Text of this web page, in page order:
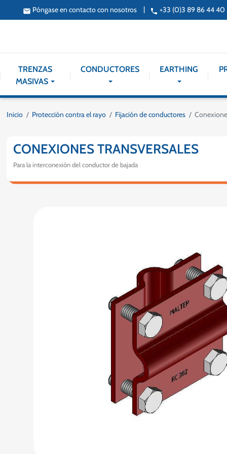
email Póngase en contacto con nosotros | phone +33 (0)3 89 86 44 40
TRENZAS
MASIVAS
CONDUCTORES EARTHING
Inicio Protección contra el rayo Fijación de conductores
CONEXIONES TRANSVERSALES
Para la interconexión del conductor de bajada